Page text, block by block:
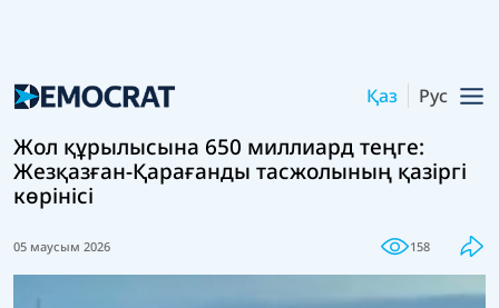
Қаз Рус
Жол құрылысына 650 миллиард теңге:
Жезқазған-Қарағанды тасжолының қазіргі
көрінісі
05 маусым 2026 158